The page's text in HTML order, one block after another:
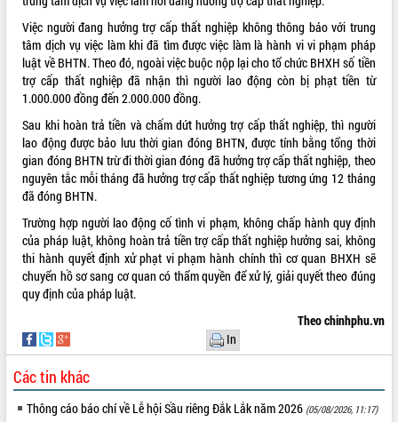
VIDEO
Không có file video nào để phát.
ALBUM ẢNH
Việc người đang hưởng trợ cấp thất nghiệp không thông báo với trung
tâm dịch vụ việc làm khi đã tìm được việc làm là hành vi vi phạm pháp
luật về BHTN. Theo đó, ngoài việc buộc nộp lại cho tổ chức BHXH số tiền
trợ cấp thất nghiệp đã nhận thì người lao động còn bị phạt tiền từ
1.000.000 đồng đến 2.000.000 đồng.
Sau khi hoàn trả tiền và chấm dứt hưởng trợ cấp thất nghiệp, thì người
lao động được bảo lưu thời gian đóng BHTN, được tính bằng tổng thời
gian đóng BHTN trừ đi thời gian đóng đã hưởng trợ cấp thất nghiệp, theo
nguyên tắc mỗi tháng đã hưởng trợ cấp thất nghiệp tương ứng 12 tháng
đã đóng BHTN.
Trường hợp người lao động cố tình vi phạm, không chấp hành quy định
của pháp luật, không hoàn trả tiền trợ cấp thất nghiệp hưởng sai, không
thi hành quyết định xử phạt vi phạm hành chính thì cơ quan BHXH sẽ
chuyển hồ sơ sang cơ quan có thẩm quyền để xử lý, giải quyết theo đúng
quy định của pháp luật.
Theo chinhphu.vn
In
Các tin khác
Thông cáo báo chí về Lễ hội Sầu riêng Đắk Lắk năm 2026 (05/08/2026, 11:17)